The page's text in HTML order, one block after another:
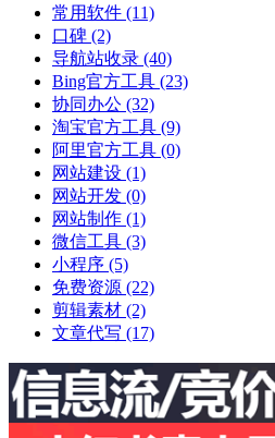
常用软件 (11)
口碑 (2)
导航站收录 (40)
Bing官方工具 (23)
协同办公 (32)
淘宝官方工具 (9)
阿里官方工具 (0)
网站建设 (1)
网站开发 (0)
网站制作 (1)
微信工具 (3)
小程序 (5)
免费资源 (22)
剪辑素材 (2)
文章代写 (17)